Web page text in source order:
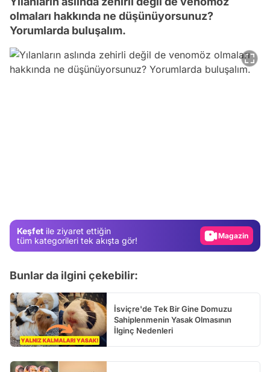
olmaları hakkında ne düşünüyorsunuz?
Yorumlarda buluşalım.
Keşfet ile ziyaret ettiğin
tüm kategorileri tek akışta gör!
Video
Bunlar da ilgini çekebilir:
İsviçre'de Tek Bir Gine Domuzu
Sahiplenmenin Yasak Olmasının
İlginç Nedenleri